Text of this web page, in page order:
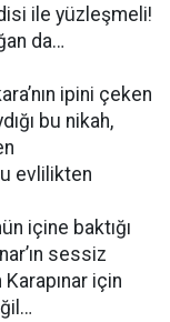
ile yüzleşmeli!
da…
ipini çeken
bu nikah,
evlilikten
içine baktığı
sessiz
için